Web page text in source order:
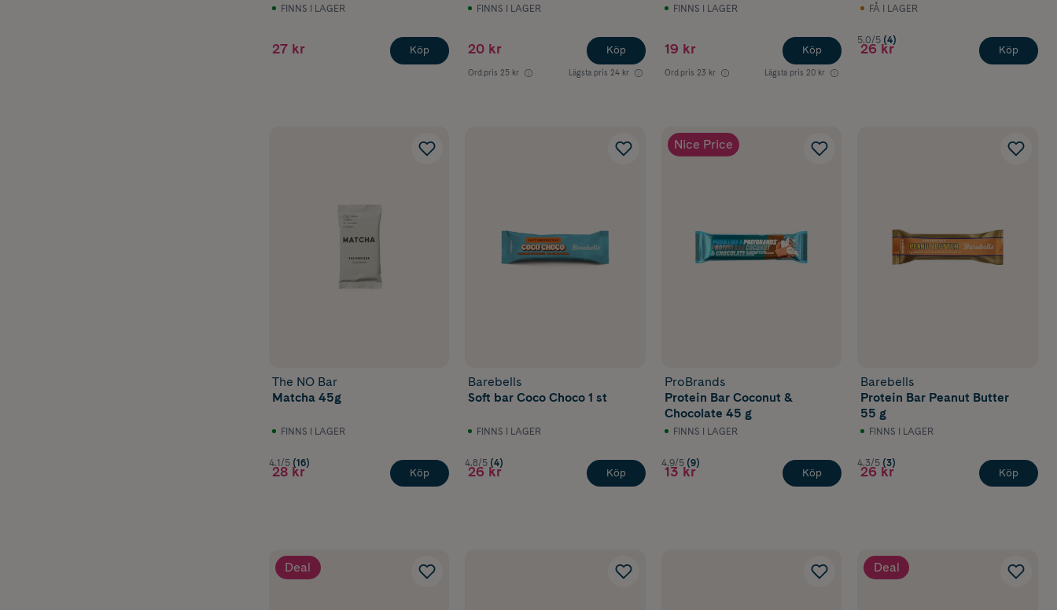
FINNS I LAGER
27 kr Köp
FINNS I LAGER
20 kr
Ord.pris 25 kr Lägsta pris 24 kr
Köp
FINNS I LAGER
19 kr
Ord.pris 23 kr Lägsta pris 20 kr
Köp
FÅ I LAGER
5.0/5 (4)
26 kr Köp
The NO Bar
Matcha 45g
FINNS I LAGER
4.1/5 (16)
28 kr Köp
Barebells
Soft bar Coco Choco 1 st
FINNS I LAGER
4.8/5 (4)
26 kr Köp
Nice Price
ProBrands
Protein Bar Coconut &
Chocolate 45 g
FINNS I LAGER
4.9/5 (9)
13 kr Köp
Barebells
Protein Bar Peanut Butter
55 g
FINNS I LAGER
4.3/5 (3)
26 kr Köp
Deal Deal